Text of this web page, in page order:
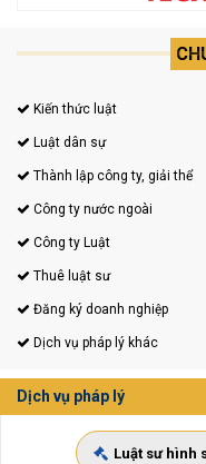
Kiến thức luật
Luật dân sự
Thành lập công ty, giải thể
Công ty nước ngoài
Công ty Luật
Thuê luật sư
Đăng ký doanh nghiệp
Dịch vụ pháp lý khác
Dịch vụ pháp lý
Luật sư hình